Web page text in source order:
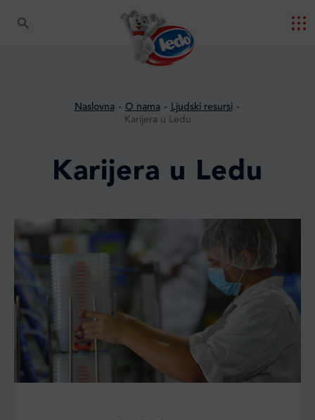
Naslovna O nama
Ljudski resursi
Karijera u Ledu
Karijera u Ledu